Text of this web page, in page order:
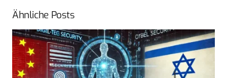
Ähnliche Posts